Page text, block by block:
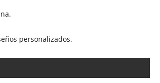
personalizados.